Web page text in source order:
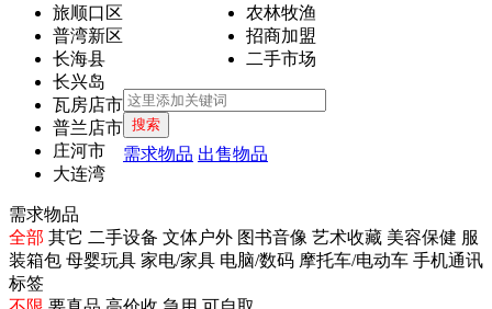
旅顺口区
普湾新区
长海县
长兴岛
瓦房店市
普兰店市
庄河市
大连湾
农林牧渔
招商加盟
二手市场
需求物品
全部 其它 二手设备 文体户外 图书音像 艺术收藏 美容保健 服
装箱包 母婴玩具 家电/家具 电脑/数码 摩托车/电动车 手机通讯
标签
搜索
需求物品 出售物品